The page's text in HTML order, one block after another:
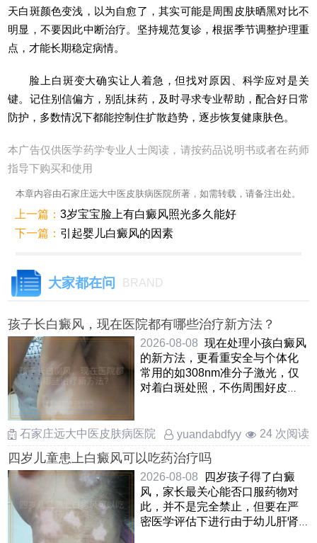
天白斑颜色变浅，以为自愈了，其实可能是周围皮肤晒黑对比不
明显，不要因此中断治疗。坚持规范复诊，根据季节调整护理重
点，才能长期稳定病情。
脸上白斑变大确实让人着急，但找对原因、科学应对是关
键。记住别信偏方，别乱抹药，及时寻求专业帮助，配合好日常
防护，多数情况下都能控制住扩散趋势，逐步恢复健康肤色。
本广告仅供医学药学专业人士阅读，请按药品说明书或者在药师
指导下购买和使用
本章内容由石家庄远大中医皮肤病医院所著，如需转载，请备注出处。
上一篇：3岁宝宝脸上有白癜风照光多久能好
下一篇： 引起婴儿白癜风的因素
大家都在问 BRAND
孩子长白癜风，现在医院都有哪些治疗新方法？
2026-08-08 现在处理小孩白癜风
的新方法，更看重安全与个体化
常用的如308nm准分子激光，仅
对着白斑处照，不伤周围好皮
石家庄远大中医皮肤病医院
yuandabdfyy 24 次阅读
四岁儿童患上白癜风可以吃药治疗吗
2026-08-08
四岁孩子得了白癜
风，家长最关心能否口服药物对
此，并不是完全禁止，但要在严
密医学评估下进行由于幼儿肝肾